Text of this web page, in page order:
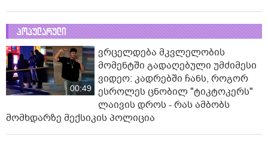
პოპულარული
00:49
ვრცელდება მკვლელობის
მომენტში გადაღებული უმძიმესი
ვიდეო: კადრებში ჩანს, როგორ
ესროლეს ცნობილ "ტიკტოკერს"
ლაივის დროს - რას ამბობს
მომხდარზე მექსიკის პოლიცია